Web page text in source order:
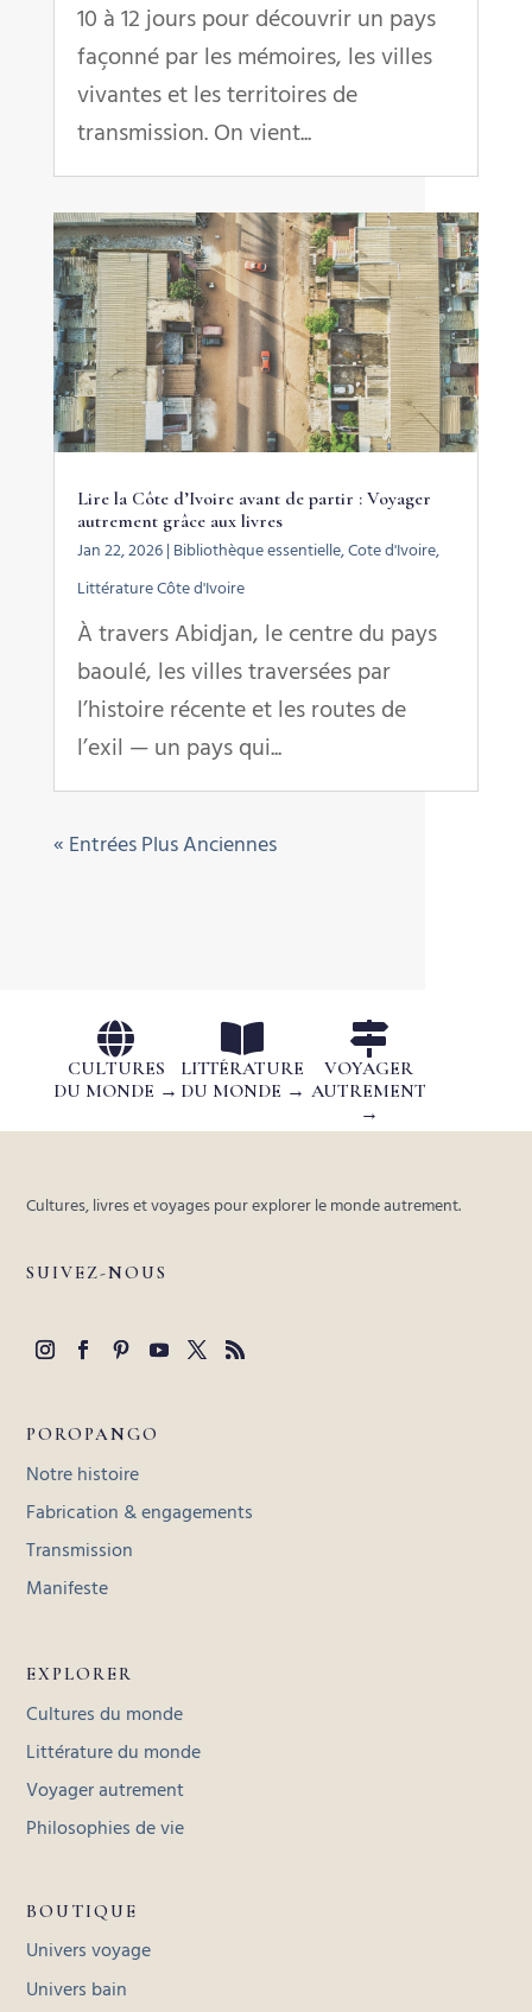
10 à 12 jours pour découvrir un pays
façonné par les mémoires, les villes
vivantes et les territoires de
transmission. On vient...
Lire la Côte d’Ivoire avant de partir : Voyager
autrement grâce aux livres
Jan 22, 2026| Bibliothèque essentielle,Cote d'Ivoire,
Littérature Côte d'Ivoire
À travers Abidjan, le centre du pays
baoulé, les villes traversées par
l’histoire récente et les routes de
l’exil — un pays qui...
« Entrées Plus Anciennes

CULTURES
DU MONDE →

LITTÉRATURE
DU MONDE →

VOYAGER
AUTREMENT
→
Cultures, livres et voyages pour explorer le monde autrement.
SUIVEZ-NOUS
POROPANGO
Notre histoire
Fabrication & engagements
Transmission
Manifeste
EXPLORER
Cultures du monde
Littérature du monde
Voyager autrement
Philosophies de vie
BOUTIQUE
Univers voyage
Univers bain